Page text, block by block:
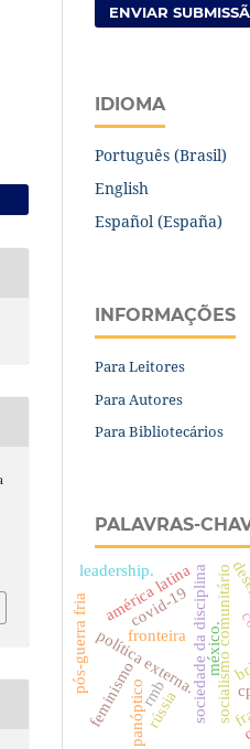
ENVIAR
IDIOMA
Português (Brasil)
English
Español (España)
INFORMAÇÕES
Para Leitores
Para Autores
Para Bibliotecários
PALAVRAS-
sociedade da disciplina
rmb
política externa.
pós-guerra fria
rússia socialismo comunitário
panóptico
méxico.
américa latina
feminismo
fronteira
leadership.
covid-19